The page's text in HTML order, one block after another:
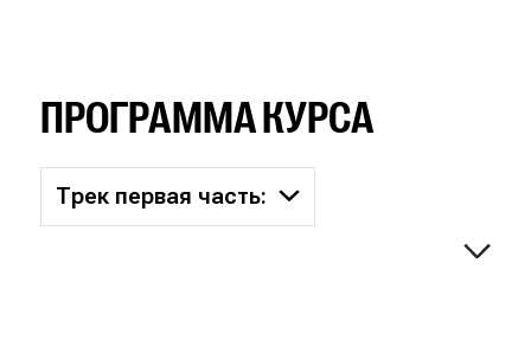
ПРОГРАММА КУРСА
Трек первая часть: